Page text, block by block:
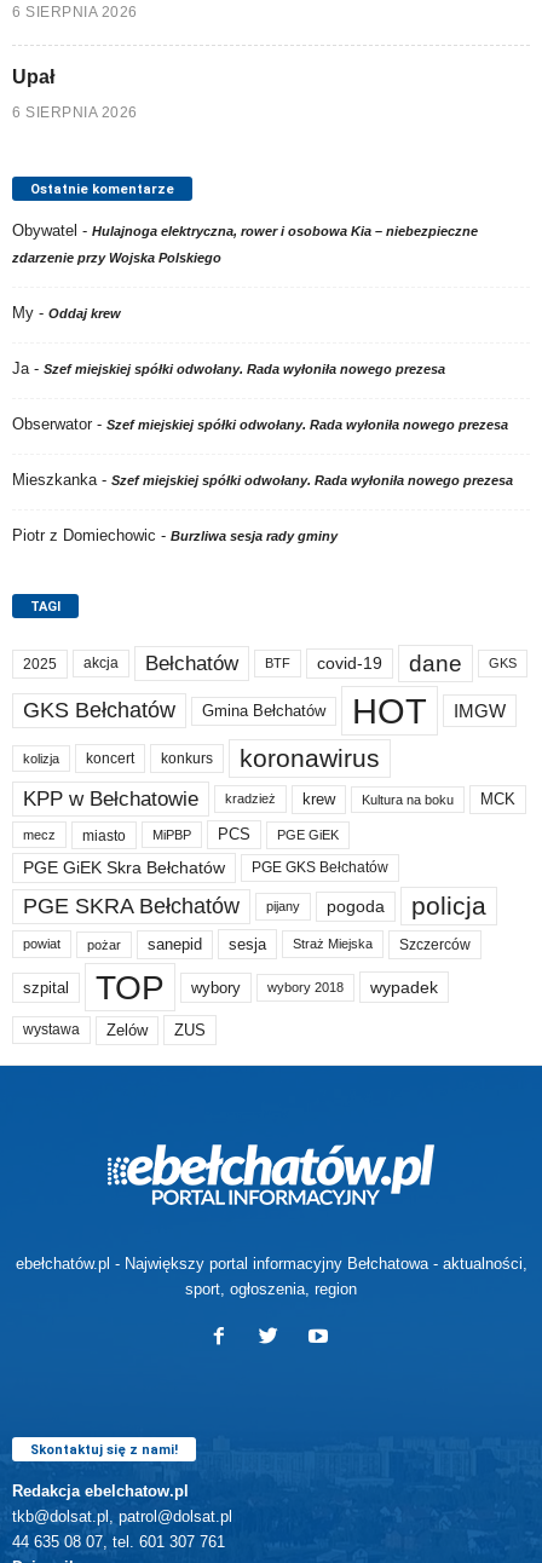
6 SIERPNIA 2026
Upał
6 SIERPNIA 2026
Ostatnie komentarze
Obywatel - Hulajnoga elektryczna, rower i osobowa Kia – niebezpieczne
zdarzenie przy Wojska Polskiego
My - Oddaj krew
Ja- Szef miejskiej spółki odwołany. Rada wyłoniła nowego prezesa
Obserwator - Szef miejskiej spółki odwołany. Rada wyłoniła nowego prezesa
Mieszkanka- Szef miejskiej spółki odwołany. Rada wyłoniła nowego prezesa
Piotr z Domiechowic - Burzliwa sesja rady gminy
TAGI
2025 akcja Bełchatów BTF covid-19 dane GKS
GKS Bełchatów Gmina Bełchatów HOT IMGW
kolizja koncert konkurs koronawirus
KPP w Bełchatowie kradzież krew Kultura na boku MCK
mecz miasto MiPBP PCS PGE GiEK
PGE GiEK Skra Bełchatów PGE GKS Bełchatów
PGE SKRA Bełchatów pijany pogoda policja
powiat pożar sanepid sesja Straż Miejska Szczerców
szpital TOP wybory wybory 2018 wypadek
wystawa Zelów ZUS
ebełchatów.pl - Największy portal informacyjny Bełchatowa - aktualności,
sport, ogłoszenia, region
Skontaktuj się z nami!
Redakcja ebelchatow.pl
tkb@dolsat.pl, patrol@dolsat.pl
44 635 08 07, tel. 601 307 761